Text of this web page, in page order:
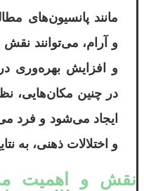
مانند پانسیون‌های
و آرام، می‌توانند نقش
و افزایش بهره‌وری
در چنین مکان‌هایی،
ایجاد می‌شود و فرد
و اختلالات ذهنی، به
نقش و اهمیت